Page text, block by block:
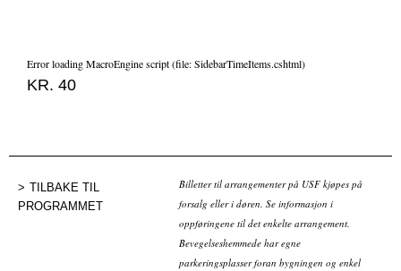
Error loading MacroEngine script (file: SidebarTimeItems.cshtml)
KR. 40
TILBAKE TIL
PROGRAMMET
Billetter til arrangementer på USF kjøpes på
forsalg eller i døren. Se informasjon i
oppføringene til det enkelte arrangement.
Bevegelseshemmede har egne
parkeringsplasser foran bygningen og enkel